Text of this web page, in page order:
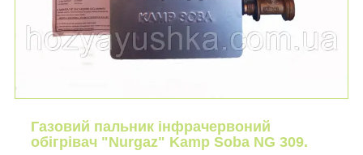
Газовий пальник інфрачервоний
обігрівач "Nurgaz" Kamp Soba NG 309.